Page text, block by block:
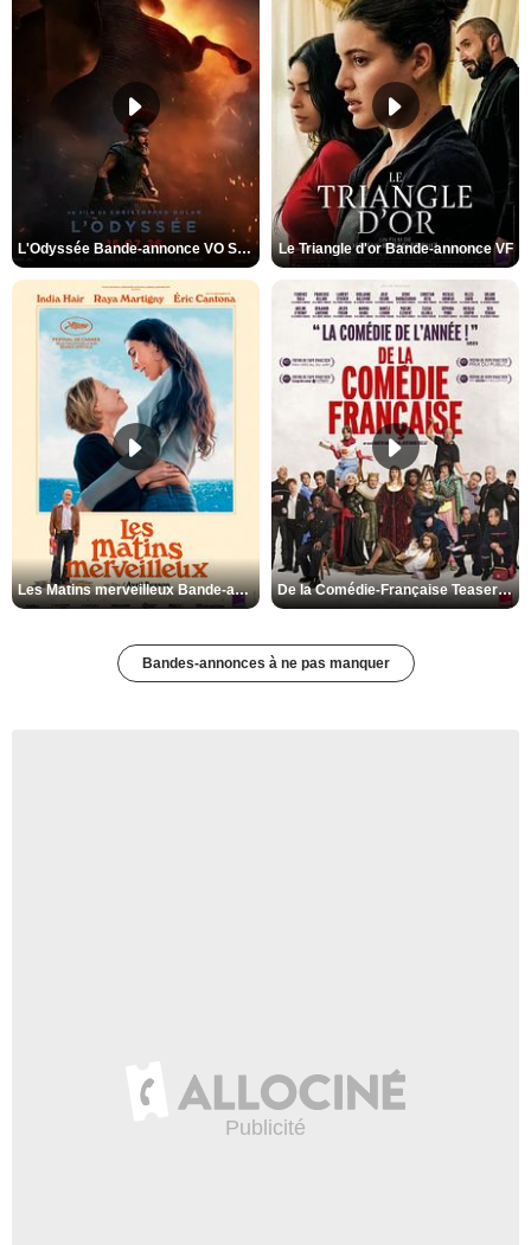
L'Odyssée Bande-annonce VO STFR Le Triangle d'or Bande-annonce VF
Les Matins merveilleux Bande-annonce VF De la Comédie-Française Teaser VF
Bandes-annonces à ne pas manquer